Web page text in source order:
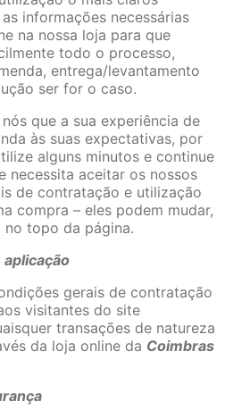
informações necessárias
na nossa loja para que
todo o processo,
entrega/levantamento
ser for o caso.
que a sua experiência de
às suas expectativas, por
alguns minutos e continue
necessita aceitar os nossos
de contratação e utilização
compra – eles podem mudar,
topo da página.
gerais de contratação
visitantes do site
transações de natureza
da loja online da Coimbras